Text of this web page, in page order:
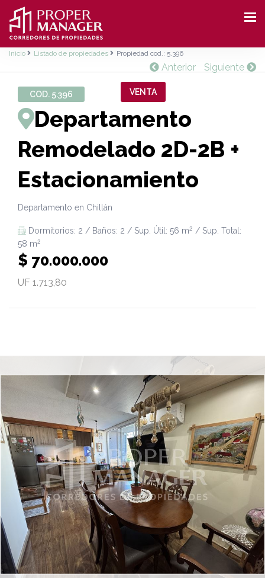
Inicio Listado de propiedades Propiedad cod.: 5.396
Anterior Siguiente
COD. 5.396 VENTA
Departamento
Remodelado 2D-2B +
Estacionamiento
Departamento en Chillán
Dormitorios: 2 / Baños: 2 / Sup. Útil: 56 m2 / Sup. Total:
58 m2
$ 70.000.000
UF 1.713,80